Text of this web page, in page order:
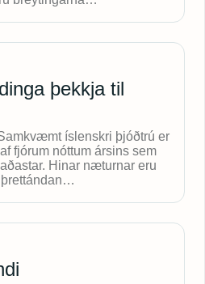
þekkja til
íslenskri þjóðtrú er
fjórum nóttum ársins sem
Hinar næturnar eru
þrettándan…